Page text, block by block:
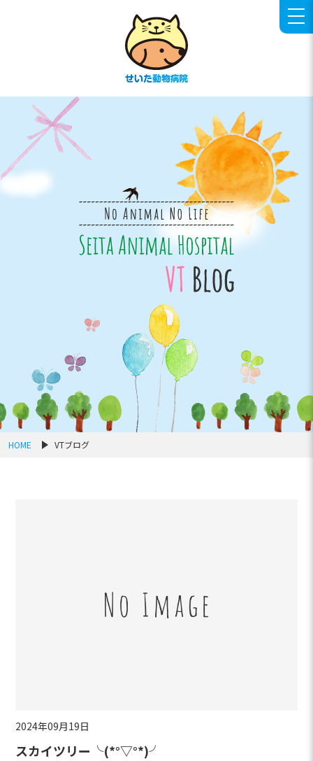
HOME VTブログ
2024年09月19日
スカイツリー╰(*°▽°*)╯